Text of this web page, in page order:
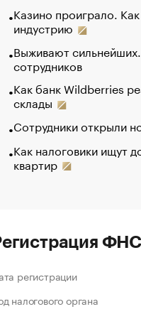
Казино проиграло.
индустрию
Выживают
сотрудников
Как банк Wildberries
склады
Сотрудники открыли
Как налоговики ищут
квартир
ФНС
регистрации
налогового органа